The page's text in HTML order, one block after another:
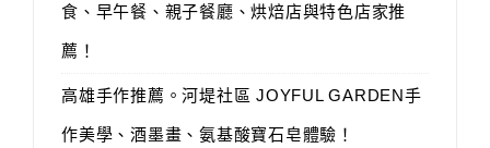
食、早午餐、親子餐廳、烘焙店與特色店家推
薦！
高雄手作推薦。河堤社區 JOYFUL GARDEN手
作美學、酒墨畫、氨基酸寶石皂體驗！